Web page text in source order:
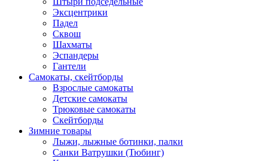
Эксцентрики
Падел
Сквош
Шахматы
Эспандеры
Гантели
Самокаты, скейтборды
Взрослые самокаты
Детские самокаты
Трюковые самокаты
Скейтборды
Зимние товары
Лыжи, лыжные ботинки, палки
Санки Ватрушки (Тюбинг)